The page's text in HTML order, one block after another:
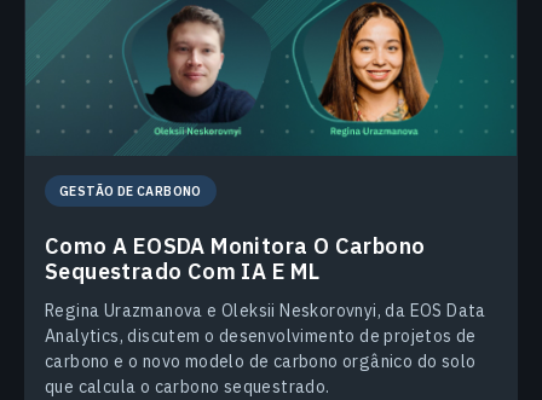
GESTÃO DE CARBONO
Como A EOSDA Monitora O Carbono
Sequestrado Com IA E ML
Regina Urazmanova e Oleksii Neskorovnyi, da EOS Data
Analytics, discutem o desenvolvimento de projetos de
carbono e o novo modelo de carbono orgânico do solo
que calcula o carbono sequestrado.